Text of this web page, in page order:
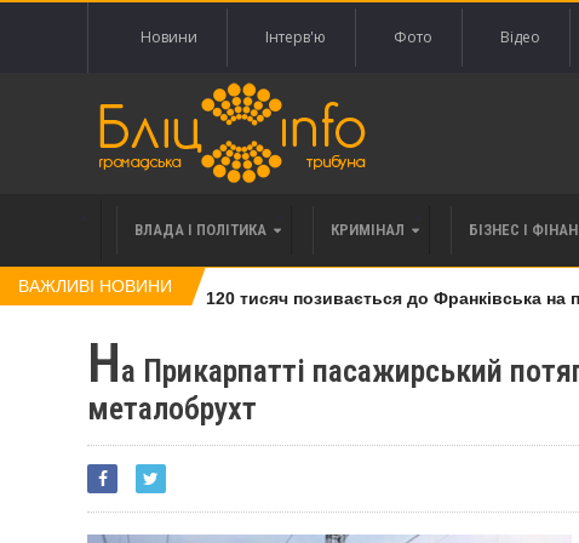
Новини Інтерв'ю Фото Відео
ВЛАДА І ПОЛІТИКА КРИМІНАЛ БІЗНЕС І
ВАЖЛИВІ НОВИНИ
права вимоги за 120 тисяч позивається до Франківська на
На Прикарпатті пасажирський
металобрухт